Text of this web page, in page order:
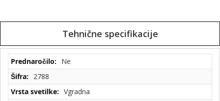
Tehnične specifikacije
Tehnične
specifikacije
Ne
2788
Vgradna